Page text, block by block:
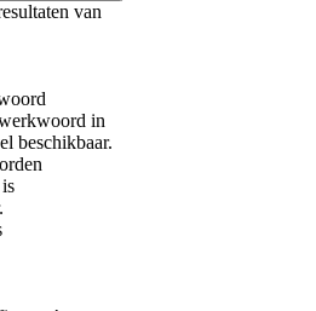
van
in
beschikbaar.